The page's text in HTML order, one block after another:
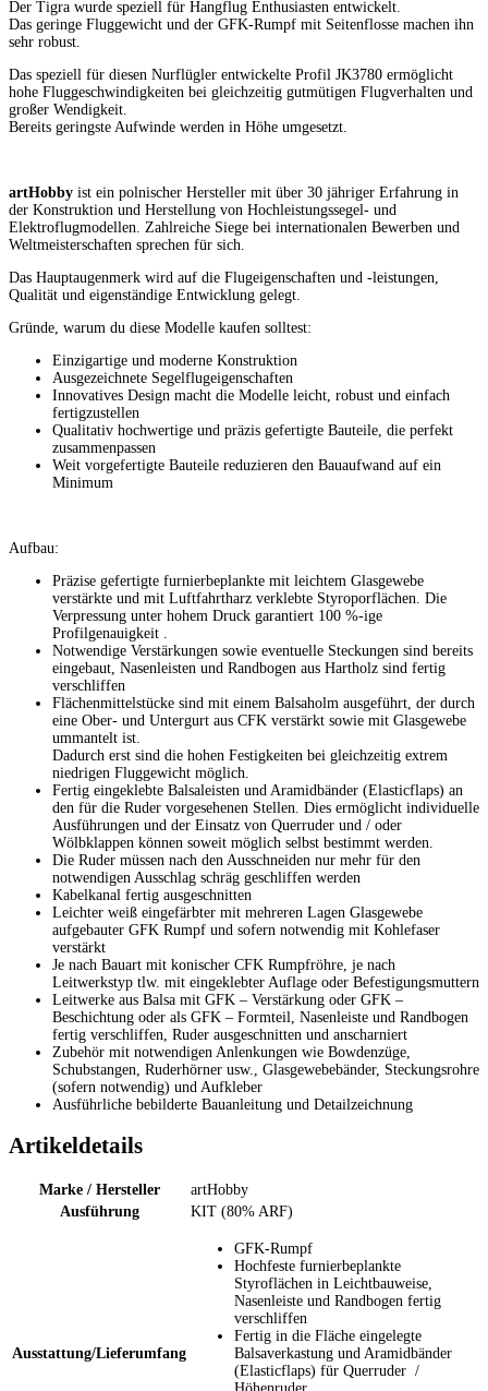
Der Tigra wurde speziell für Hangflug Enthusiasten entwickelt.
Das geringe Fluggewicht und der GFK-Rumpf mit Seitenflosse machen ihn
sehr robust.
Das speziell für diesen Nurflügler entwickelte Profil JK3780 ermöglicht
hohe Fluggeschwindigkeiten bei gleichzeitig gutmütigen Flugverhalten und
großer Wendigkeit.
Bereits geringste Aufwinde werden in Höhe umgesetzt.
artHobby ist ein polnischer Hersteller mit über 30 jähriger Erfahrung in
der Konstruktion und Herstellung von Hochleistungssegel- und
Elektroflugmodellen. Zahlreiche Siege bei internationalen Bewerben und
Weltmeisterschaften sprechen für sich.
Das Hauptaugenmerk wird auf die Flugeigenschaften und -leistungen,
Qualität und eigenständige Entwicklung gelegt.
Gründe, warum du diese Modelle kaufen solltest:
Einzigartige und moderne Konstruktion
Ausgezeichnete Segelflugeigenschaften
Innovatives Design macht die Modelle leicht, robust und einfach
fertigzustellen
Qualitativ hochwertige und präzis gefertigte Bauteile, die perfekt
zusammenpassen
Weit vorgefertigte Bauteile reduzieren den Bauaufwand auf ein
Minimum
Aufbau:
Präzise gefertigte furnierbeplankte mit leichtem Glasgewebe
verstärkte und mit Luftfahrtharz verklebte Styroporflächen. Die
Verpressung unter hohem Druck garantiert 100 %-ige
Profilgenauigkeit .
Notwendige Verstärkungen sowie eventuelle Steckungen sind bereits
eingebaut, Nasenleisten und Randbogen aus Hartholz sind fertig
verschliffen
Flächenmittelstücke sind mit einem Balsaholm ausgeführt, der durch
eine Ober- und Untergurt aus CFK verstärkt sowie mit Glasgewebe
ummantelt ist.
Dadurch erst sind die hohen Festigkeiten bei gleichzeitig extrem
niedrigen Fluggewicht möglich.
Fertig eingeklebte Balsaleisten und Aramidbänder (Elasticflaps) an
den für die Ruder vorgesehenen Stellen. Dies ermöglicht individuelle
Ausführungen und der Einsatz von Querruder und / oder
Wölbklappen können soweit möglich selbst bestimmt werden.
Die Ruder müssen nach den Ausschneiden nur mehr für den
notwendigen Ausschlag schräg geschliffen werden
Kabelkanal fertig ausgeschnitten
Leichter weiß eingefärbter mit mehreren Lagen Glasgewebe
aufgebauter GFK Rumpf und sofern notwendig mit Kohlefaser
verstärkt
Je nach Bauart mit konischer CFK Rumpfröhre, je nach
Leitwerkstyp tlw. mit eingeklebter Auflage oder Befestigungsmuttern
Leitwerke aus Balsa mit GFK – Verstärkung oder GFK –
Beschichtung oder als GFK – Formteil, Nasenleiste und Randbogen
fertig verschliffen, Ruder ausgeschnitten und anscharniert
Zubehör mit notwendigen Anlenkungen wie Bowdenzüge,
Schubstangen, Ruderhörner usw., Glasgewebebänder, Steckungsrohre
(sofern notwendig) und Aufkleber
Ausführliche bebilderte Bauanleitung und Detailzeichnung
Artikeldetails
Marke / Hersteller
artHobby
Ausführung
KIT (80% ARF)
Ausstattung/Lieferumfang
GFK-Rumpf
Hochfeste furnierbeplankte
Styroflächen in Leichtbauweise,
Nasenleiste und Randbogen fertig
verschliffen
Fertig in die Fläche eingelegte
Balsaverkastung und Aramidbänder
(Elasticflaps) für Querruder /